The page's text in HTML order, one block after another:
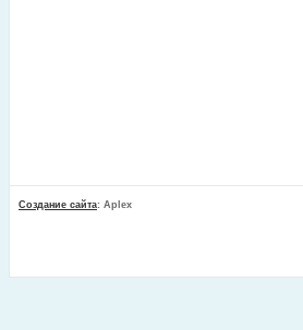
Создание сайта: Aplex